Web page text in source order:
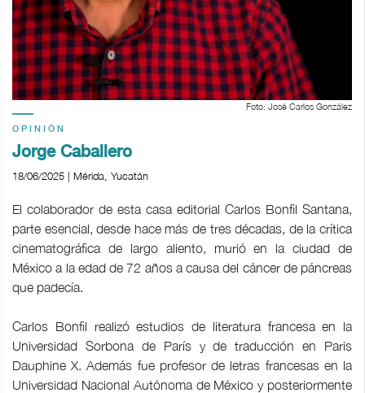
Foto: José Carlos González
OPINIÓN
Jorge Caballero
18/06/2025 | Mérida, Yucatán
El colaborador de esta casa editorial Carlos Bonfil Santana,
parte esencial, desde hace más de tres décadas, de la crítica
cinematográfica de largo aliento, murió en la ciudad de
México a la edad de 72 años a causa del cáncer de páncreas
que padecía.
Carlos Bonfil realizó estudios de literatura francesa en la
Universidad Sorbona de París y de traducción en Paris
Dauphine X. Además fue profesor de letras francesas en la
Universidad Nacional Autónoma de México y posteriormente